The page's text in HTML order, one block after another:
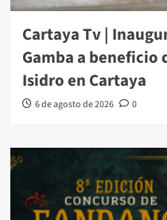
Cartaya Tv |
Gamba a beneficio
Isidro en Cartaya
6 de agosto de 2026 0